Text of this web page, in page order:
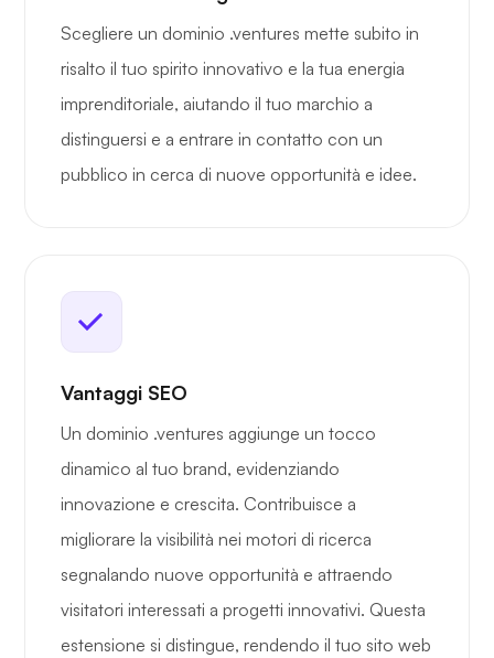
Scegliere un dominio .ventures mette subito in
risalto il tuo spirito innovativo e la tua energia
imprenditoriale, aiutando il tuo marchio a
distinguersi e a entrare in contatto con un
pubblico in cerca di nuove opportunità e idee.
Vantaggi SEO
Un dominio .ventures aggiunge un tocco
dinamico al tuo brand, evidenziando
innovazione e crescita. Contribuisce a
migliorare la visibilità nei motori di ricerca
segnalando nuove opportunità e attraendo
visitatori interessati a progetti innovativi. Questa
estensione si distingue, rendendo il tuo sito web